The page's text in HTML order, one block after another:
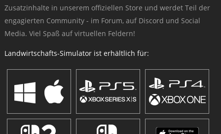
Zusatzinhalte in unserem offiziellen Store und werdet Teil der
engagierten Community - im Forum, auf Discord und Social
Media. Viel Spaß auf virtuellen Feldern!
Landwirtschafts-Simulator ist erhältlich für: